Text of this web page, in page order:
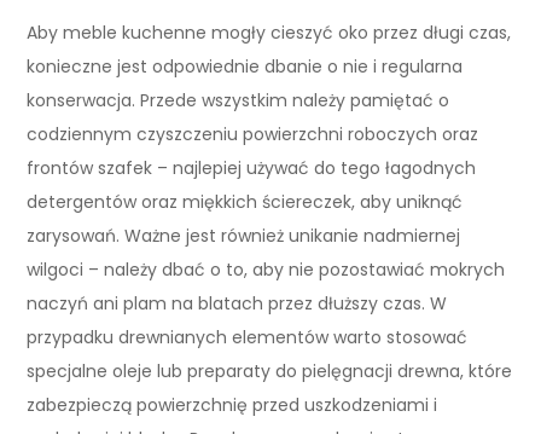
Aby meble kuchenne mogły cieszyć oko przez długi czas,
konieczne jest odpowiednie dbanie o nie i regularna
konserwacja. Przede wszystkim należy pamiętać o
codziennym czyszczeniu powierzchni roboczych oraz
frontów szafek – najlepiej używać do tego łagodnych
detergentów oraz miękkich ściereczek, aby uniknąć
zarysowań. Ważne jest również unikanie nadmiernej
wilgoci – należy dbać o to, aby nie pozostawiać mokrych
naczyń ani plam na blatach przez dłuższy czas. W
przypadku drewnianych elementów warto stosować
specjalne oleje lub preparaty do pielęgnacji drewna, które
zabezpieczą powierzchnię przed uszkodzeniami i